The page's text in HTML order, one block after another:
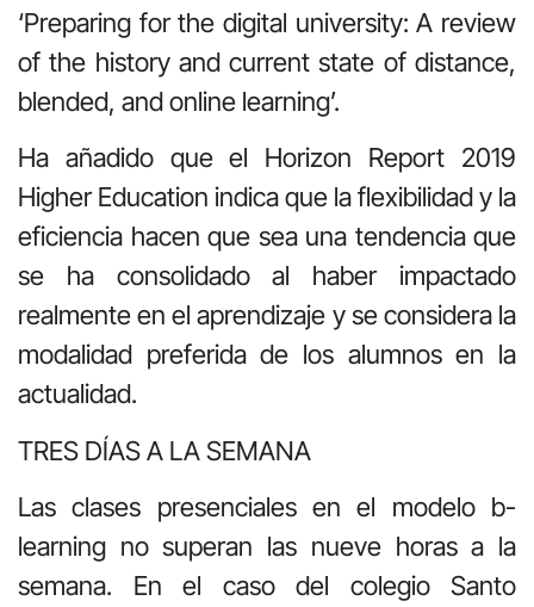
‘Preparing for the digital university: A review
of the history and current state of distance,
blended, and online learning’.
Ha añadido que el Horizon Report 2019
Higher Education indica que la flexibilidad y la
eficiencia hacen que sea una tendencia que
se ha consolidado al haber impactado
realmente en el aprendizaje y se considera la
modalidad preferida de los alumnos en la
actualidad.
TRES DÍAS A LA SEMANA
Las clases presenciales en el modelo b-
learning no superan las nueve horas a la
semana. En el caso del colegio Santo